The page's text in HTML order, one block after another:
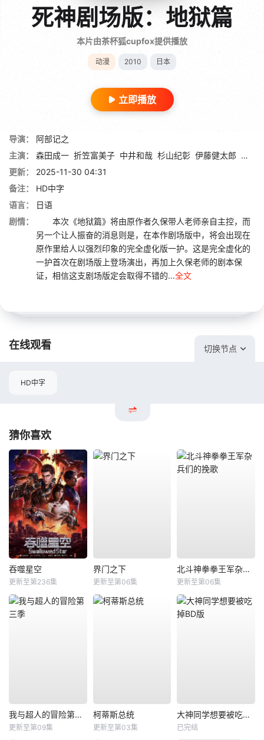
死神剧场版：地狱篇
本片由茶杯狐cupfox提供播放
动漫 2010 日本
立即播放
导演：
阿部记之
主演：
森田成一 折笠富美子 中井和哉 杉山纪彰 伊藤健太郎 松冈
更新：
2025-11-30 04:31
备注：
HD中字
语言：
日语
剧情：
本次《地狱篇》将由原作者久保带人老师亲自主控，而
另一个让人振奋的消息则是，在本作剧场版中，将会出现在
原作里给人以强烈印象的完全虚化版一护。这是完全虚化的
一护首次在剧场版上登场演出，再加上久保老师的剧本保
证，相信这支剧场版定会取得不错的...全文
在线观看 切换节点
HD中字
猜你喜欢
吞噬星空
更新至第236集
界门之下
更新至第06集
北斗神拳拳王军杂兵们的挽歌
更新至第06集
我与超人的冒险第三季
更新至第09集
柯蒂斯总统
更新至第03集
大神同学想要被吃掉BD版
已完结